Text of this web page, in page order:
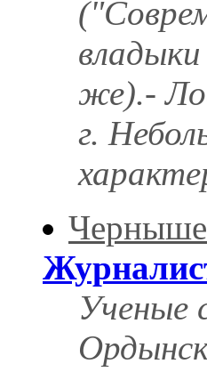
же).-
г.
Ученые